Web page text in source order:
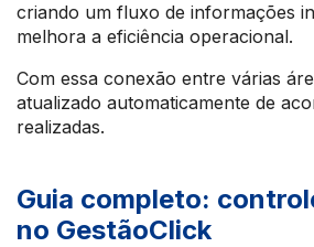
criando um fluxo de informações
melhora a eficiência operacional.
Com essa conexão entre várias
atualizado automaticamente de
realizadas.
Guia completo:
no GestãoClick